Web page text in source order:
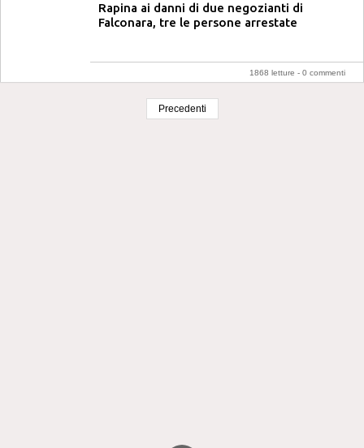
Rapina ai danni di due negozianti di
Falconara, tre le persone arrestate
1868 letture - 0 commenti
Precedenti